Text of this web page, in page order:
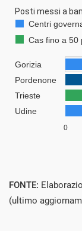
FONTE:
(ultimo